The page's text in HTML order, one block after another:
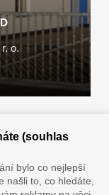
o.
(souhlas
bylo co nejlepší
našli to, co hledáte,